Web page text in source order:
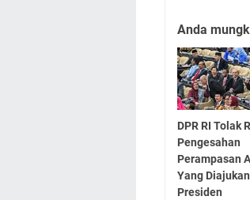
Anda
DPR RI Tolak
Pengesahan
Perampasan
Yang Diajukan
Presiden